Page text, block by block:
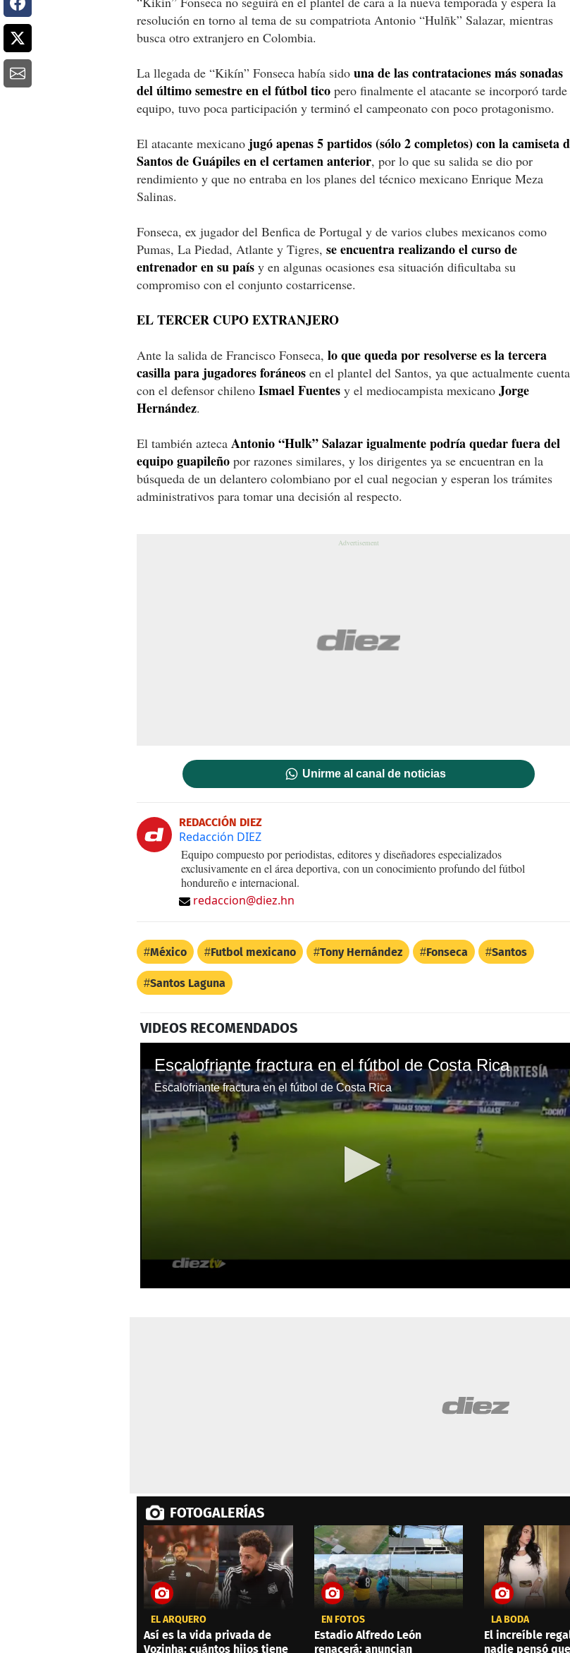
resolución en torno al tema de su compatriota Antonio “Hulñk” Salazar, mientras
busca otro extranjero en Colombia.
La llegada de “Kikín” Fonseca había sido una de las contrataciones más sonadas
del último semestre en el fútbol tico pero finalmente el atacante se incorporó
equipo, tuvo poca participación y terminó el campeonato con poco protagonismo.
El atacante mexicano jugó apenas 5 partidos (sólo 2 completos) con la camiseta
Santos de Guápiles en el certamen anterior, por lo que su salida se dio por
rendimiento y que no entraba en los planes del técnico mexicano Enrique Meza
Salinas.
Fonseca, ex jugador del Benfica de Portugal y de varios clubes mexicanos como
Pumas, La Piedad, Atlante y Tigres, se encuentra realizando el curso de
entrenador en su país y en algunas ocasiones esa situación dificultaba su
compromiso con el conjunto costarricense.
EL TERCER CUPO EXTRANJERO
Ante la salida de Francisco Fonseca, lo que queda por resolverse es la tercera
casilla para jugadores foráneos en el plantel del Santos, ya que actualmente
con el defensor chileno Ismael Fuentes y el mediocampista mexicano Jorge
Hernández.
El también azteca Antonio “Hulk” Salazar igualmente podría quedar fuera del
equipo guapileño por razones similares, y los dirigentes ya se encuentran en la
búsqueda de un delantero colombiano por el cual negocian y esperan los trámites
administrativos para tomar una decisión al respecto.
Unirme al canal de noticias
REDACCIÓN DIEZ
Redacción DIEZ
Equipo compuesto por periodistas, editores y diseñadores especializados
exclusivamente en el área deportiva, con un conocimiento profundo del fútbol
hondureño e internacional.
redaccion@diez.hn
México Futbol mexicano Tony Hernández Fonseca Santos
Santos Laguna
VIDEOS RECOMENDADOS
Escalofriante fractura en el fútbol de Costa Rica
Escalofriante fractura en el fútbol de Costa Rica
FOTOGALERÍAS
EL ARQUERO
Así es la vida privada de
Vozinha: cuántos hijos tiene
EN FOTOS
Estadio Alfredo León
renacerá: anuncian
LA BODA
El increíble
nadie pensó que